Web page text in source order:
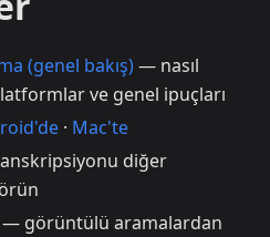
(genel bakış)— nasıl
ve genel ipuçları
· Mac'te
diğer
— görüntülü aramalardan